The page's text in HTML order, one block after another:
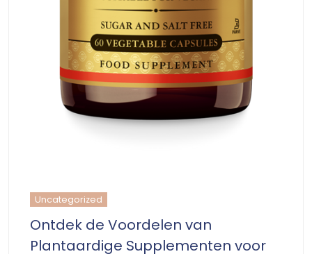
Uncategorized
Ontdek de Voordelen van
Plantaardige Supplementen voor